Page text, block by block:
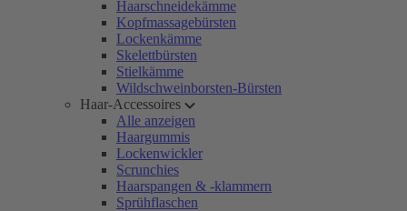
Haarschneidekämme
Kopfmassagebürsten
Lockenkämme
Skelettbürsten
Stielkämme
Wildschweinborsten-Bürsten
Haar-Accessoires
Alle anzeigen
Haargummis
Lockenwickler
Scrunchies
Haarspangen & -klammern
Sprühflaschen